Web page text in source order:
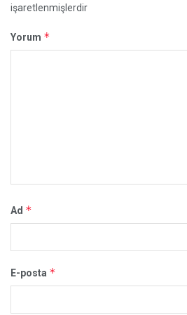
işaretlenmişlerdir
Yorum *
Ad *
E-posta *